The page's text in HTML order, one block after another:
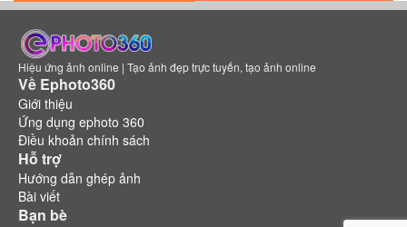
Hiệu ứng ảnh online | Tạo ảnh đẹp trực tuyến, tạo ảnh online
Về Ephoto360
Giới thiệu
Ứng dụng ephoto 360
Điều khoản chính sách
Hỗ trợ
Hướng dẫn ghép ảnh
Bài viết
Bạn bè